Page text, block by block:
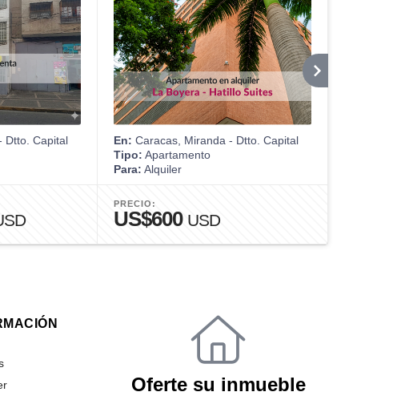
Dtto. Capital
En: Caracas, Miranda - Dtto. Capital
Tipo: Apartamento
Para: Alquiler
PRECIO:
US$600 USD
Oferte su inmueble